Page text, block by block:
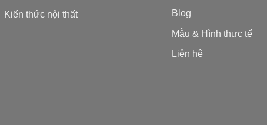
Kiến thức nội thất Blog
Mẫu & Hình thực tế
Liên hệ